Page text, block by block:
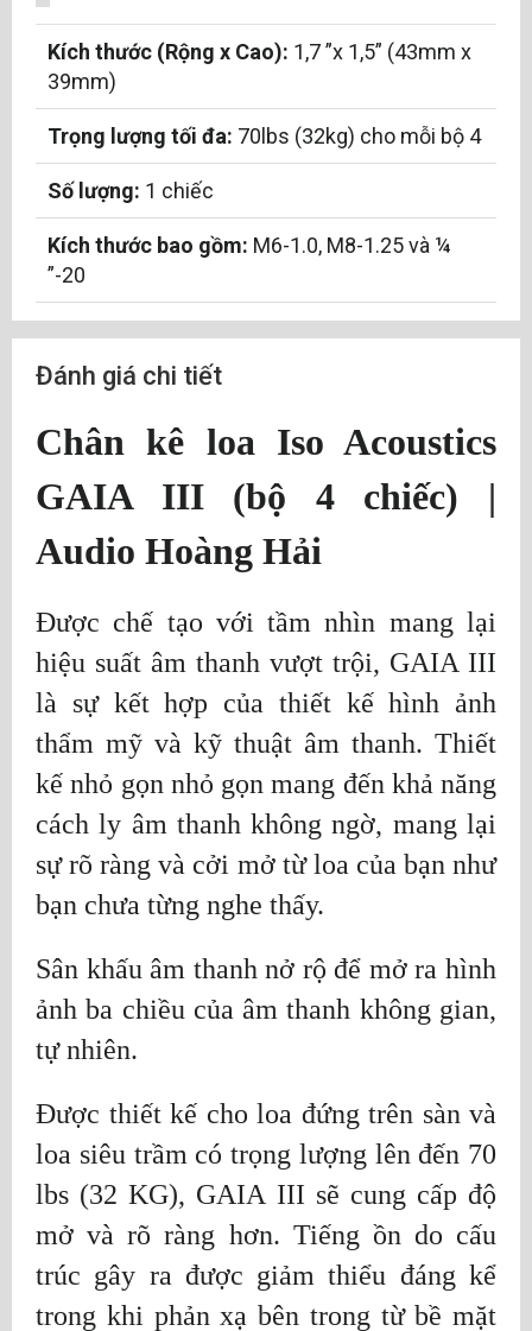
Kích thước (Rộng x Cao): 1,7 ”x 1,5” (43mm x
39mm)
Trọng lượng tối đa: 70lbs (32kg) cho mỗi bộ 4
Số lượng: 1 chiếc
Kích thước bao gồm: M6-1.0, M8-1.25 và ¼
”-20
Đánh giá chi tiết
Chân kê loa Iso Acoustics
GAIA III (bộ 4 chiếc) |
Audio Hoàng Hải
Được chế tạo với tầm nhìn mang lại
hiệu suất âm thanh vượt trội, GAIA III
là sự kết hợp của thiết kế hình ảnh
thẩm mỹ và kỹ thuật âm thanh. Thiết
kế nhỏ gọn nhỏ gọn mang đến khả năng
cách ly âm thanh không ngờ, mang lại
sự rõ ràng và cởi mở từ loa của bạn như
bạn chưa từng nghe thấy.
Sân khấu âm thanh nở rộ để mở ra hình
ảnh ba chiều của âm thanh không gian,
tự nhiên.
Được thiết kế cho loa đứng trên sàn và
loa siêu trầm có trọng lượng lên đến 70
lbs (32 KG), GAIA III sẽ cung cấp độ
mở và rõ ràng hơn. Tiếng ồn do cấu
trúc gây ra được giảm thiểu đáng kể
trong khi phản xạ bên trong từ bề mặt